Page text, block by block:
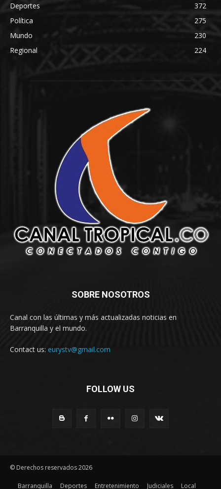
Deportes
372
Política
275
Mundo
230
Regional
224
SOBRE NOSOTROS
Canal con las últimas y más actualizadas noticias en
Barranquilla y el mundo.
Contact us: eurystv@gmail.com
FOLLOW US
© Derechos reservados 2026
Barranquilla Deportes Entretenimiento Judiciales Local